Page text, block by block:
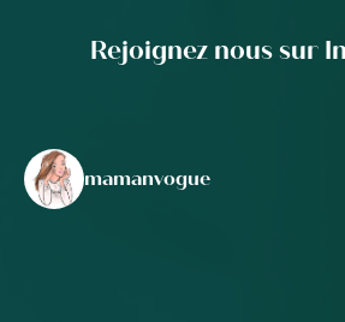
Rejoignez nous sur
mamanvogue